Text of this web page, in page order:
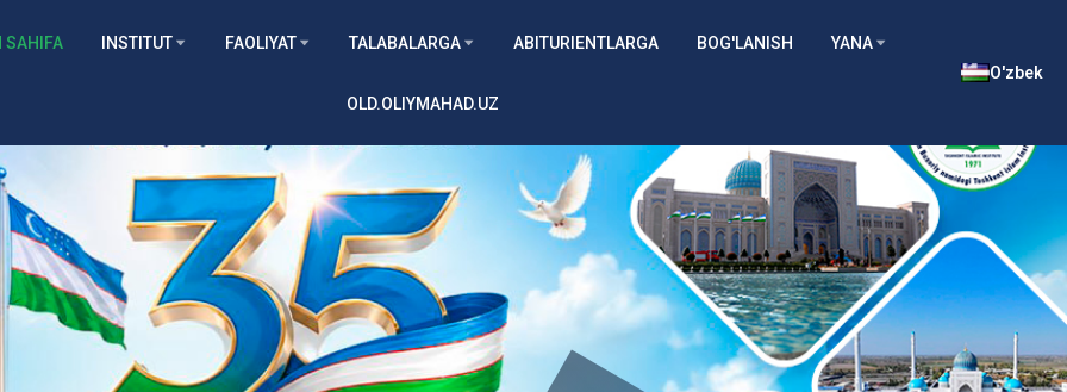
SAHIFA INSTITUT FAOLIYAT TALABALARGA ABITURIENTLARGA BOG'LANISH YANA
OLD.OLIYMAHAD.UZ
O'zbek